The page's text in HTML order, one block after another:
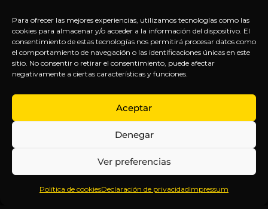
Para ofrecer las mejores experiencias, utilizamos tecnologías como las
cookies para almacenar y/o acceder a la información del dispositivo. El
consentimiento de estas tecnologías nos permitirá procesar datos como
el comportamiento de navegación o las identificaciones únicas en este
sitio. No consentir o retirar el consentimiento, puede afectar
negativamente a ciertas características y funciones.
Aceptar
Denegar
Ver preferencias
Política de cookiesDeclaración de privacidadImpressum
suscripción.
Inteligencia
Anticipándonos
EXPLORA
Inicio
Sobre
Contenido
Webinars
LEGAL
Política
de
Términos y
Aviso
SÍGUENOS